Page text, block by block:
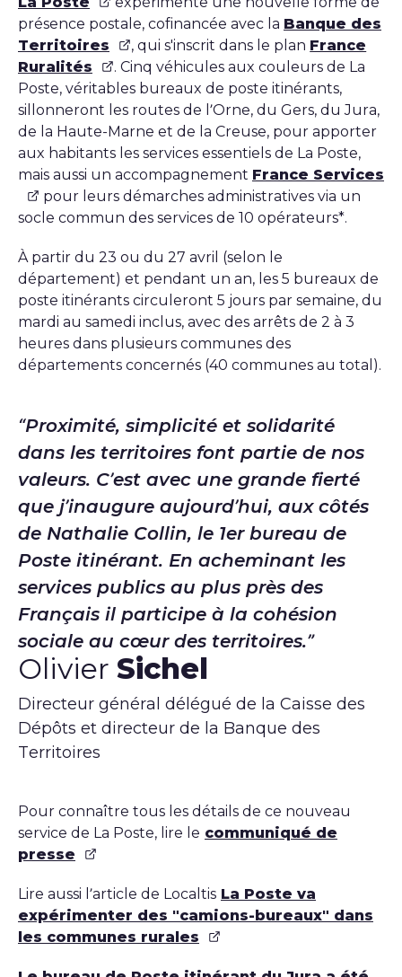
présence postale, cofinancée avec la Banque des
Territoires
, qui s'inscrit dans le plan France
Ruralités
. Cinq véhicules aux couleurs de La
Poste, véritables bureaux de poste itinérants,
sillonneront les routes de l’Orne, du Gers, du Jura,
de la Haute-Marne et de la Creuse, pour apporter
aux habitants les services essentiels de La Poste,
mais aussi un accompagnement France Services
pour leurs démarches administratives via un
socle commun des services de 10 opérateurs*.
À partir du 23 ou du 27 avril (selon le
département) et pendant un an, les 5 bureaux de
poste itinérants circuleront 5 jours par semaine, du
mardi au samedi inclus, avec des arrêts de 2 à 3
heures dans plusieurs communes des
départements concernés (40 communes au total).
Proximité, simplicité et solidarité
dans les territoires font partie de nos
valeurs. C’est avec une grande fierté
que j’inaugure aujourd’hui, aux côtés
de Nathalie Collin, le 1er bureau de
Poste itinérant. En acheminant les
services publics au plus près des
Français il participe à la cohésion
sociale au cœur des territoires.
Olivier Sichel
Directeur général délégué de la Caisse des
Dépôts et directeur de la Banque des
Territoires
Pour connaître tous les détails de ce nouveau
service de La Poste, lire le communiqué de
presse
Lire aussi l’article de Localtis La Poste va
expérimenter des "camions-bureaux" dans
les communes rurales